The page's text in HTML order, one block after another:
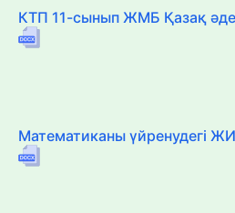
КТП 11-сынып ЖМБ Қазақ
Математиканы үйренудегі